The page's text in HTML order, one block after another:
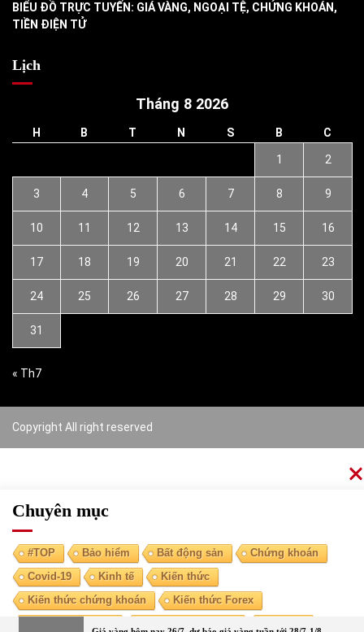
BIỂU ĐỒ TRỰC TUYẾN: GIÁ VÀNG, NGOẠI TỆ, CHỨNG KHOÁN,
TIỀN ĐIỆN TỬ
Lịch
Tháng 8 2026
H B T N S B C
1 2
3 4 5 6 7 8 9
10 11 12 13 14 15 16
17 18 19 20 21 22 23
24 25 26 27 28 29 30
31
« Th7
Copyright All right reserved
Chuyên mục
#TOP Bảo hiểm Bất động sản
Chứng khoán
Covid-19
Kinh tế
Kiến thức
Kiến thức chứng khoán
Kiến thức Forex